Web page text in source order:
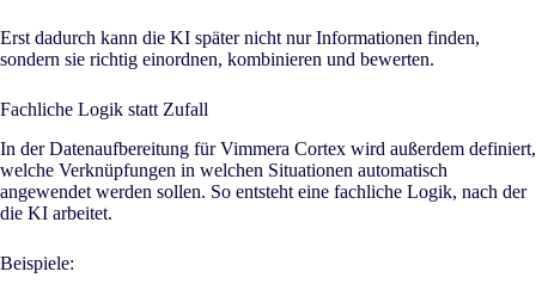
Erst dadurch kann die KI später nicht nur Informationen finden,
sondern sie richtig einordnen, kombinieren und bewerten.
Fachliche Logik statt Zufall
In der Datenaufbereitung für Vimmera Cortex wird außerdem definiert,
welche Verknüpfungen in welchen Situationen automatisch
angewendet werden sollen. So entsteht eine fachliche Logik, nach der
die KI arbeitet.
Beispiele: